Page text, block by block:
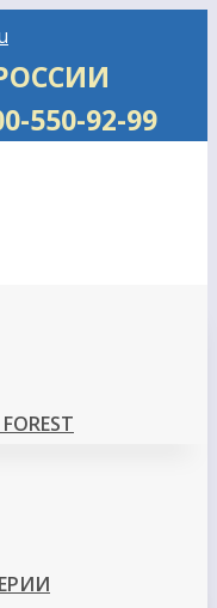
РОССИИ
550-92-99